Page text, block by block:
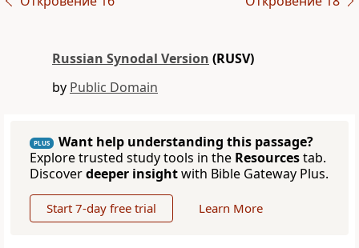
Russian Synodal Version (RUSV)
by Public Domain
PLUS
Want help understanding this passage?
Explore trusted study tools in the Resourcestab.
Discoverdeeper insightwith Bible Gateway Plus.
Start 7-day free trial Learn More